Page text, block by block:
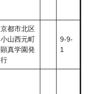
京都市北区
小山西元町
顕真学園発
行
9-9-
1